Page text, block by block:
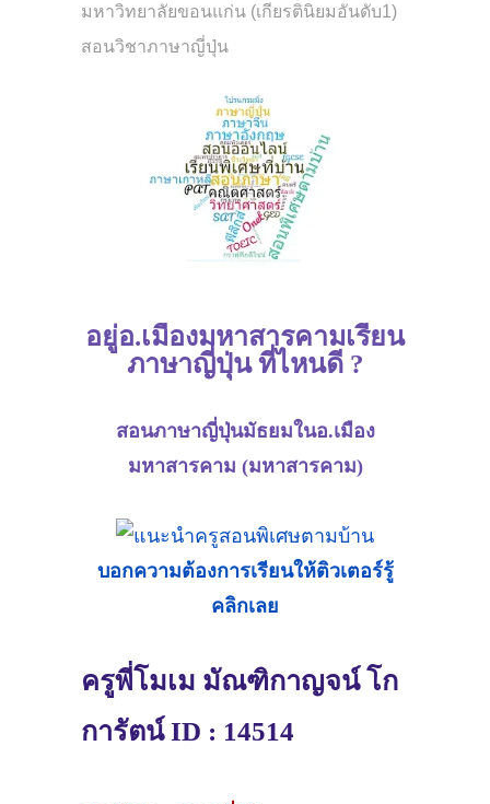
มหาวิทยาลัยขอนแก่น (เกียรตินิยมอันดับ1)
สอนวิชาภาษาญี่ปุ่น
อยู่อ.เมืองมหาสารคามเรียน
ภาษาญี่ปุ่น ที่ไหนดี ?
สอนภาษาญี่ปุ่นมัธยมในอ.เมือง
มหาสารคาม (มหาสารคาม)
บอกความต้องการเรียนให้ติวเตอร์รู้
คลิกเลย
ครูพี่โมเม มัณฑิกาญจน์ โก
การัตน์ ID : 14514